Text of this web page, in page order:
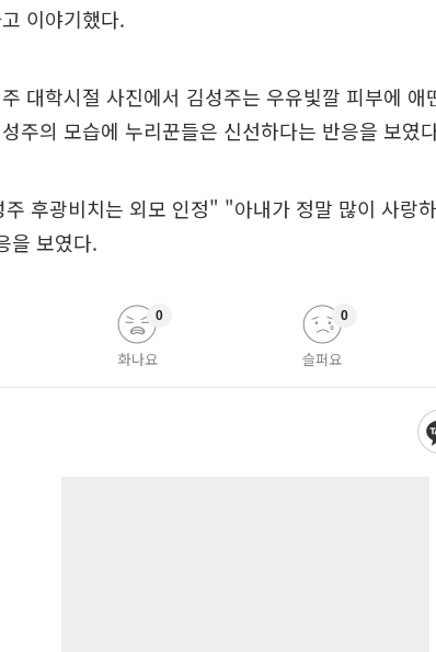
이야기했다.
대학시절 사진에서 김성주는 우유빛깔 피부에 애
주의 모습에 누리꾼들은 신선하다는 반응을 보였
후광비치는 외모 인정" "아내가 정말 많이 사랑
을 보였다.
화나요
0
슬퍼요
0